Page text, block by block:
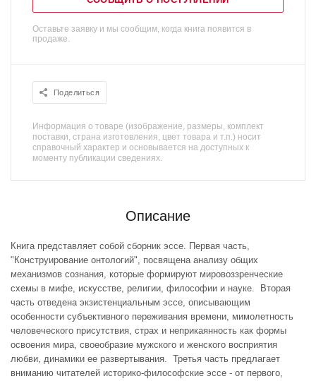
Оставьте заявку и мы сообщим, когда книга появится в
продаже.
Поделиться
Информация о товаре (изображение, размеры, комплект
поставки, страна изготовления, цвет товара и т.п.) носит
справочный характер и основывается на доступных к
моменту публикации сведениях.
Описание
Книга представляет собой сборник эссе. Первая часть,
"Конструирование онтологий", посвящена анализу общих
механизмов сознания, которые формируют мировоззренческие
схемы в мифе, искусстве, религии, философии и науке. Вторая
часть отведена экзистенциальным эссе, описывающим
особенности субъективного переживания времени, мимолетность
человеческого присутствия, страх и неприкаянность как формы
освоения мира, своеобразие мужского и женского восприятия
любви, динамики ее развертывания. Третья часть предлагает
вниманию читателей историко-философские эссе - от первого,